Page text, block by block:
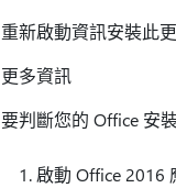
重新啟動資訊安裝此
更多資訊
要判斷您的 Office 安
啟動 Office 2016